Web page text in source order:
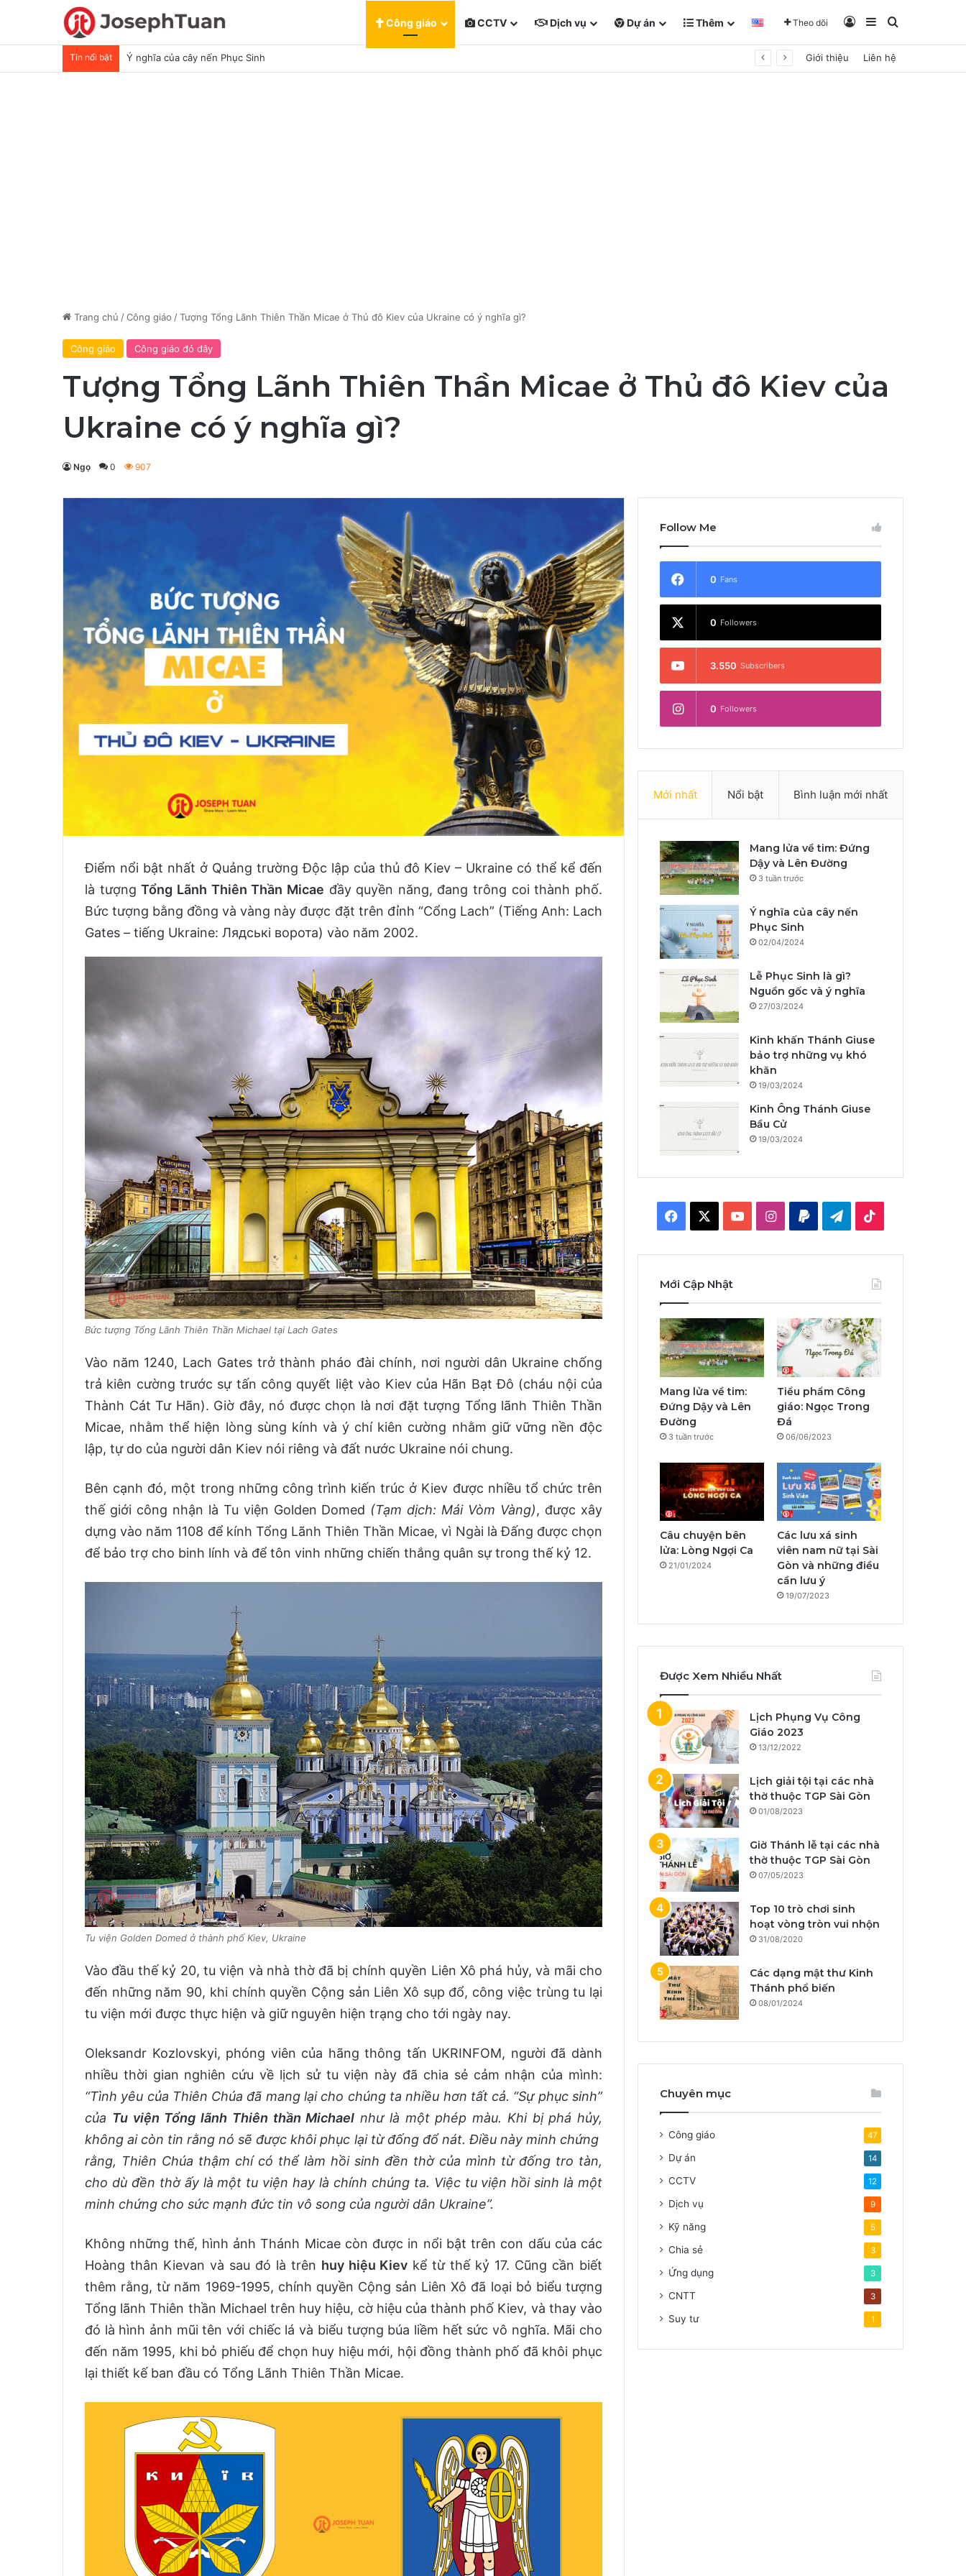
Công giáo CCTV Dịch vụ Dự án Thêm Theo dõi Đăng Nhập
SidebarTìm kiếm
Tin nổi bật Ý nghĩa của cây nến Phục Sinh Giới thiệu Liên hệ
Trang chủ /Công giáo /Tượng Tổng Lãnh Thiên Thần Micae ở Thủ đô Kiev của Ukraine có ý nghĩa gì?
Công giáo Công giáo đó đây
Tượng Tổng Lãnh Thiên Thần Micae ở Thủ đô Kiev của
Ukraine có ý nghĩa gì?
Ngọ 0 907
Điểm nổi bật nhất ở Quảng trường Độc lập của thủ đô Kiev – Ukraine có thể kể đến
là tượngTổng Lãnh Thiên Thần Micae đầy quyền năng, đang trông coi thành phố.
Bức tượng bằng đồng và vàng này được đặt trên đỉnh “Cổng Lach” (Tiếng Anh: Lach
Gates – tiếng Ukraine: Лядські ворота) vào năm 2002.
Bức tượng Tổng Lãnh Thiên Thần Michael tại Lach Gates
Vào năm 1240, Lach Gates trở thành pháo đài chính, nơi người dân Ukraine chống
trả kiên cường trước sự tấn công quyết liệt vào Kiev của Hãn Bạt Đô (cháu nội của
Thành Cát Tư Hãn). Giờ đây, nó được chọn là nơi đặt tượng Tổng lãnh Thiên Thần
Micae, nhằm thể hiện lòng sùng kính và ý chí kiên cường nhằm giữ vững nền độc
lập, tự do của người dân Kiev nói riêng và đất nước Ukraine nói chung.
Bên cạnh đó, một trong những công trình kiến trúc ở Kiev được nhiều tổ chức trên
thế giới công nhận là Tu viện Golden Domed (Tạm dịch: Mái Vòm Vàng), được xây
dựng vào năm 1108 để kính Tổng Lãnh Thiên Thần Micae, vì Ngài là Đấng được chọn
để bảo trợ cho binh lính và để tôn vinh những chiến thắng quân sự trong thế kỷ 12.
Tu viện Golden Domed ở thành phố Kiev, Ukraine
Vào đầu thế kỷ 20, tu viện và nhà thờ đã bị chính quyền Liên Xô phá hủy, và mãi cho
đến những năm 90, khi chính quyền Cộng sản Liên Xô sụp đổ, công việc trùng tu lại
tu viện mới được thực hiện và giữ nguyên hiện trạng cho tới ngày nay.
Oleksandr Kozlovskyi, phóng viên của hãng thông tấn UKRINFOM, người đã dành
nhiều thời gian nghiên cứu về lịch sử tu viện này đã chia sẻ cảm nhận của mình:
“Tình yêu của Thiên Chúa đã mang lại cho chúng ta nhiều hơn tất cả. “Sự phục sinh”
của Tu viện Tổng lãnh Thiên thần Michael như là một phép màu. Khi bị phá hủy,
không ai còn tin rằng nó sẽ được khôi phục lại từ đống đổ nát. Điều này minh chứng ​​
rằng, Thiên Chúa thậm chí có thể làm hồi sinh đền thờ của mình từ đống tro tàn,
cho dù đền thờ ấy là một tu viện hay là chính chúng ta. Việc tu viện hồi sinh là một
minh chứng cho sức mạnh đức tin vô song của người dân Ukraine”.
Không những thế, hình ảnh Thánh Micae còn được in nổi bật trên con dấu của các
Hoàng thân Kievan và sau đó là trên huy hiệu Kiev kể từ thế kỷ 17. Cũng cần biết
thêm rằng, từ năm 1969-1995, chính quyền Cộng sản Liên Xô đã loại bỏ biểu tượng
Tổng lãnh Thiên thần Michael trên huy hiệu, cờ hiệu của thành phố Kiev, và thay vào
đó là hình ảnh mũi tên với chiếc lá và biểu tượng búa liềm hết sức vô nghĩa. Mãi cho
đến năm 1995, khi bỏ phiếu để chọn huy hiệu mới, hội đồng thành phố đã khôi phục
lại thiết kế ban đầu có Tổng Lãnh Thiên Thần Micae.
Follow Me
0 Fans
0 Followers
3.550 Subscribers
0 Followers
Mới nhất Nổi bật Bình luận mới nhất
Mang lửa về tim: Đứng
Dậy và Lên Đường
3 tuần trước
Ý nghĩa của cây nến
Phục Sinh
02/04/2024
Lễ Phục Sinh là gì?
Nguồn gốc và ý nghĩa
27/03/2024
Kinh khấn Thánh Giuse
bảo trợ những vụ khó
khăn
19/03/2024
Kinh Ông Thánh Giuse
Bầu Cử
19/03/2024
e
b
o
o
k
T
u
b
e
I
t
a
g
r
a
P
p
a
l
e
g
r
a
T
o
k
Mới Cập Nhật
Mang lửa về tim:
Đứng Dậy và Lên
Đường
3 tuần trước
Tiểu phẩm Công
giáo: Ngọc Trong
Đá
06/06/2023
Câu chuyện bên
lửa: Lòng Ngợi Ca
21/01/2024
Các lưu xá sinh
viên nam nữ tại Sài
Gòn và những điều
cần lưu ý
19/07/2023
Được Xem Nhiều Nhất
Lịch Phụng Vụ Công
Giáo 2023
13/12/2022
Lịch giải tội tại các nhà
thờ thuộc TGP Sài Gòn
01/08/2023
Giờ Thánh lễ tại các nhà
thờ thuộc TGP Sài Gòn
07/05/2023
Top 10 trò chơi sinh
hoạt vòng tròn vui nhộn
31/08/2020
Các dạng mật thư Kinh
Thánh phổ biến
08/01/2024
Chuyên mục
Công giáo 47
Dự án 14
CCTV 12
Dịch vụ 9
Kỹ năng 5
Chia sẻ 3
Ứng dụng 3
CNTT 3
Suy tư 1